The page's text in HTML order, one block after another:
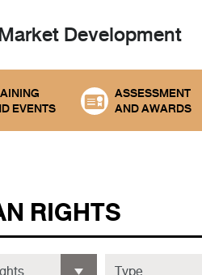
Development
EVENTS
ASSESSMENT
AND AWARDS
RIGHTS